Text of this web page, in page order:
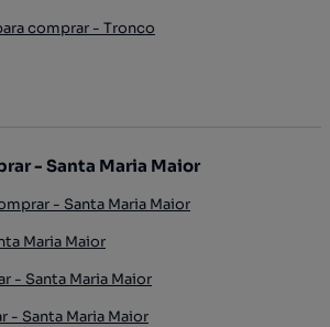
comprar - Tronco
- Santa Maria Maior
- Santa Maria Maior
Maria Maior
- Santa Maria Maior
- Santa Maria Maior